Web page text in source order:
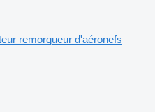
remorqueur d'aéronefs